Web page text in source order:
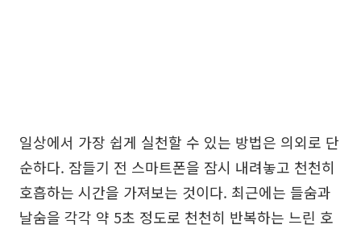
일상에서 가장 쉽게 실천할 수 있는 방법은 의외로 단
순하다. 잠들기 전 스마트폰을 잠시 내려놓고 천천히
호흡하는 시간을 가져보는 것이다. 최근에는 들숨과
날숨을 각각 약 5초 정도로 천천히 반복하는 느린 호